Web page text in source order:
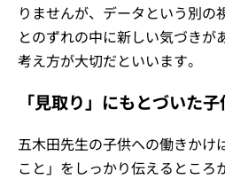
りませんが、データという別の
とのずれの中に新しい気づきが
考え方が大切だといいます。
「見取り」にもとづいた
五木田先生の子供への働きかけ
こと」をしっかり伝えるところ